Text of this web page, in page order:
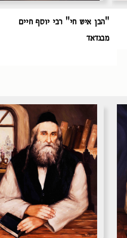
"הבן איש חי" רבי יוסף חיים
מבגדאד